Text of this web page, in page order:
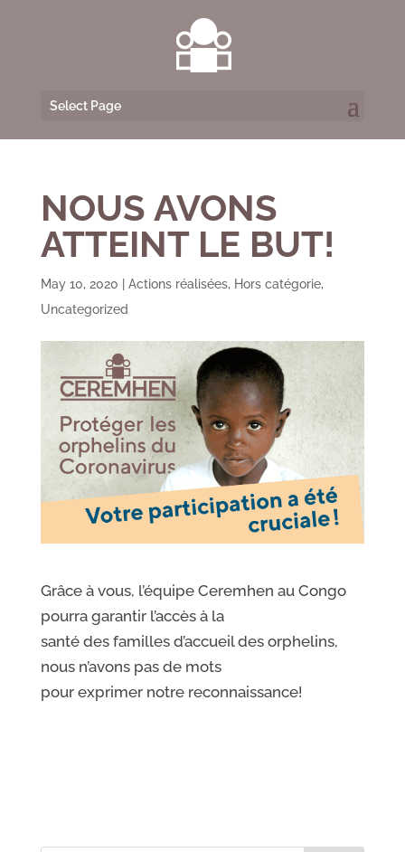
Select Page
NOUS AVONS
ATTEINT LE BUT!
May 10, 2020 Actions réalisées, Hors catégorie,
Uncategorized
Grâce à vous, l’équipe Ceremhen au Congo
pourra garantir l’accès à la
santé des familles d’accueil des orphelins,
nous n’avons pas de mots
pour exprimer notre reconnaissance!